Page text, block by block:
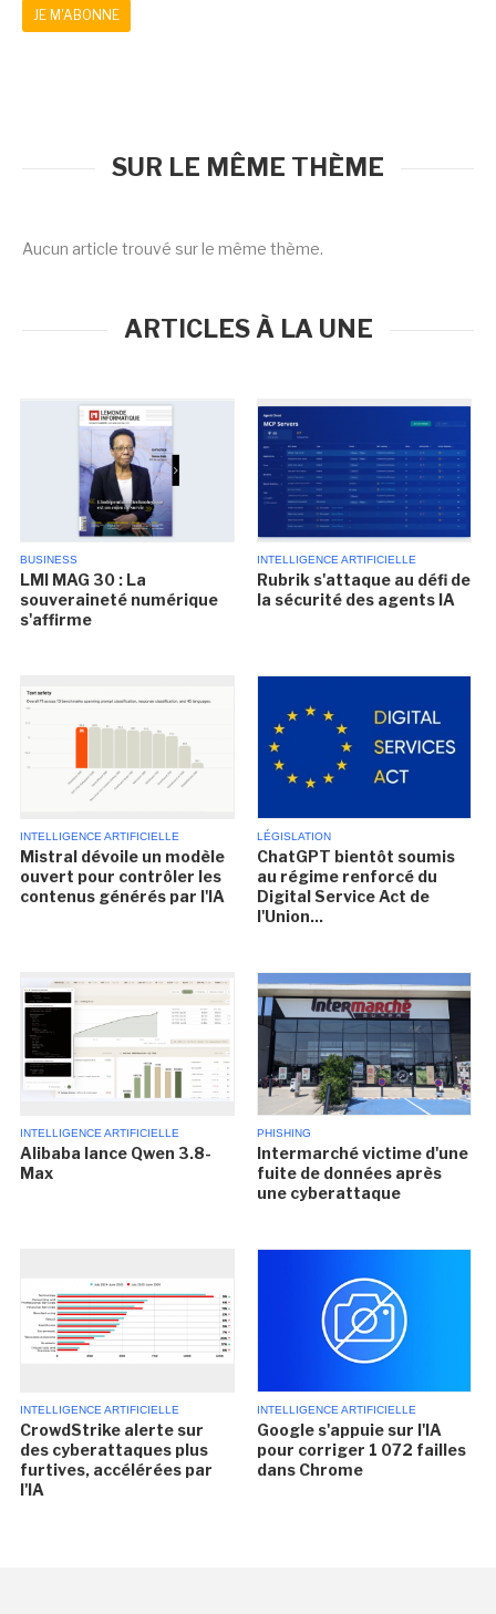
JE M'ABONNE
SUR LE MÊME THÈME
Aucun article trouvé sur le même thème.
ARTICLES À LA UNE
BUSINESS
LMI MAG 30 : La
souveraineté numérique
s'affirme
INTELLIGENCE ARTIFICIELLE
Rubrik s'attaque au défi de
la sécurité des agents IA
INTELLIGENCE ARTIFICIELLE
Mistral dévoile un modèle
ouvert pour contrôler les
contenus générés par l'IA
LÉGISLATION
ChatGPT bientôt soumis
au régime renforcé du
Digital Service Act de
l'Union...
INTELLIGENCE ARTIFICIELLE
Alibaba lance Qwen 3.8-
Max
PHISHING
Intermarché victime d'une
fuite de données après
une cyberattaque
INTELLIGENCE ARTIFICIELLE
CrowdStrike alerte sur
des cyberattaques plus
furtives, accélérées par
l'IA
INTELLIGENCE ARTIFICIELLE
Google s'appuie sur l'IA
pour corriger 1 072 failles
dans Chrome